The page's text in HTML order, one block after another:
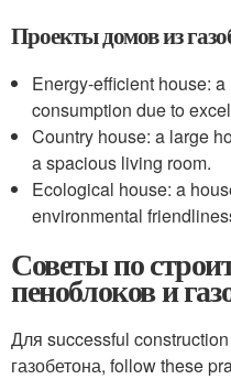
Проекты домов из
Energy-efficient house:
consumption due to
Country house: a large
a spacious living room.
Ecological house: a
environmental
Советы по
пеноблоков и
Для successful
газобетона, follow these